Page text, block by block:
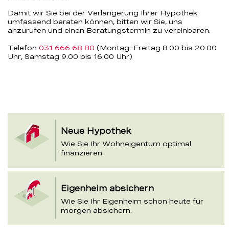
Damit wir Sie bei der Verlängerung Ihrer Hypothek
umfassend beraten können, bitten wir Sie, uns
anzurufen und einen Beratungstermin zu vereinbaren.
Telefon 031 666 68 80 (Montag–Freitag 8.00 bis 20.00
Uhr, Samstag 9.00 bis 16.00 Uhr)
Abschnitt
Themenkarten
Neue Hypothek
Wie Sie Ihr Wohneigentum optimal
finanzieren.
Eigenheim absichern
Wie Sie Ihr Eigenheim schon heute für
morgen absichern.